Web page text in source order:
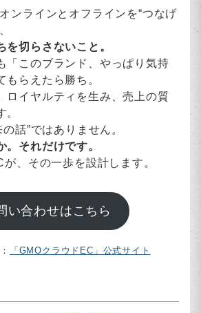
ンラインとオフラインを“つなげ
を切らさないこと。
「このブランド、やっぱり気持
もらえたら勝ち。
ロイヤルティを生み、売上の質
。
話”ではありません。
。それだけです。
、その一歩を設計します。
い合わせはこちら
「GMOクラウドEC」公式サイト